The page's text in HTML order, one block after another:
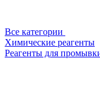
Все категории
Химические реагенты
Реагенты для